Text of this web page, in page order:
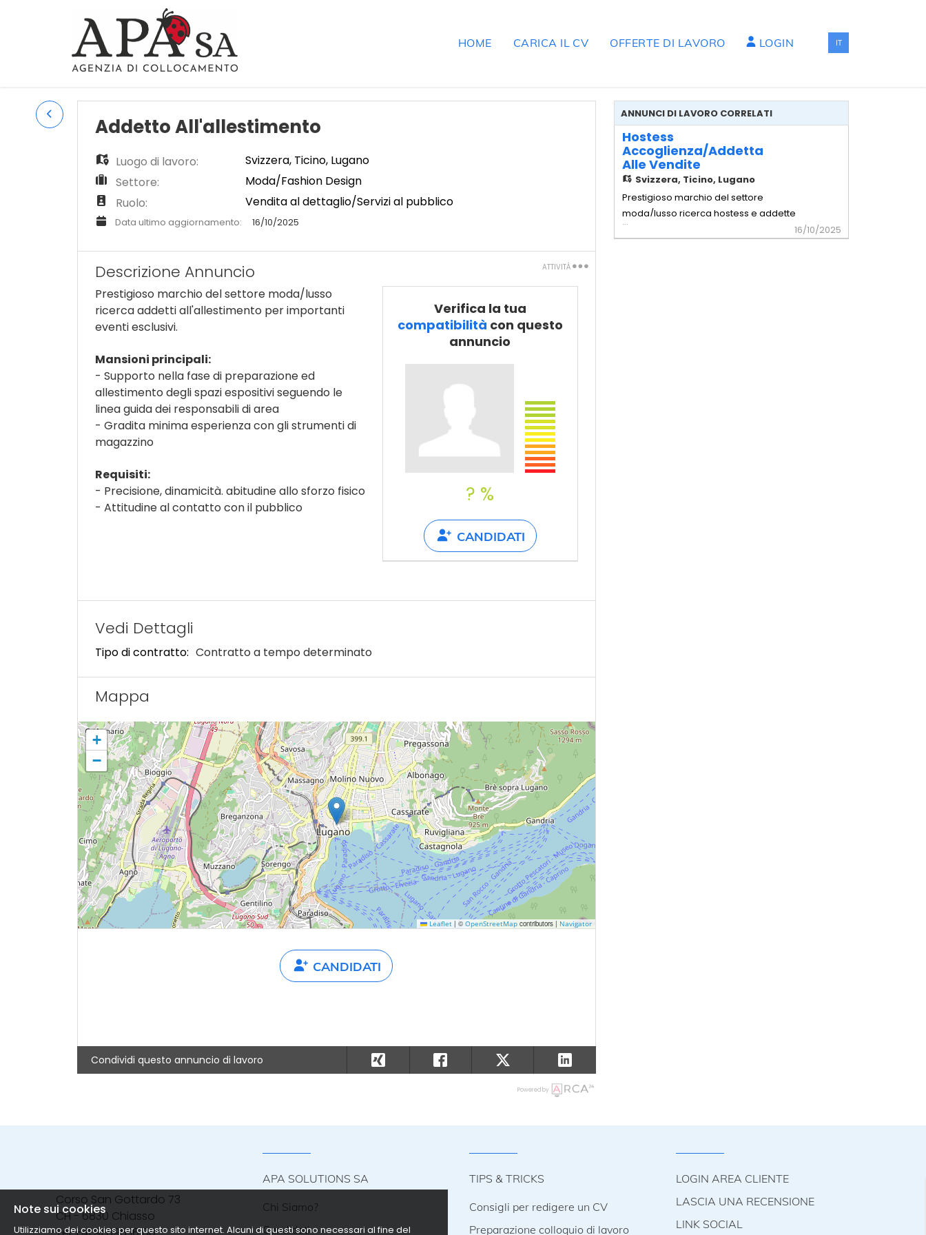
Note sui cookies
Utilizziamo dei cookies per questo sito internet. Alcuni di questi sono necessari al fine del
HOME CARICA IL CV OFFERTE DI LAVORO LOGIN IT
Addetto All'allestimento
Luogo di lavoro: Svizzera, Ticino, Lugano
Settore:
Moda/Fashion Design
Ruolo:
Vendita al dettaglio/Servizi al pubblico
Data ultimo aggiornamento: 16/10/2025
ATTIVITÀ
Stampa
Dillo a un
amico
Descrizione Annuncio
Verifica la tua
compatibilità con questo
annuncio
? %
CANDIDATI
Prestigioso marchio del settore moda/lusso
ricerca addetti all'allestimento per importanti
eventi esclusivi.
Mansioni principali:
- Supporto nella fase di preparazione ed
allestimento degli spazi espositivi seguendo le
linea guida dei responsabili di area
- Gradita minima esperienza con gli strumenti di
magazzino
Requisiti:
- Precisione, dinamicità. abitudine allo sforzo fisico
- Attitudine al contatto con il pubblico
Vedi Dettagli
Tipo di contratto: Contratto a tempo determinato
Mappa
+
−
Leaflet | © OpenStreetMapcontributors | Navigator
CANDIDATI
Condividi questo annuncio di lavoro
Powered by
ANNUNCI DI LAVORO CORRELATI
Hostess
Accoglienza/addetta
Alle Vendite
Svizzera, Ticino, Lugano
Prestigioso marchio del settore
moda/lusso ricerca hostess e addette
alle vendite per importanti eventi
...
16/10/2025
Corso San Gottardo 73
CH - 6830 Chiasso
APA SOLUTIONS SA
Chi Siamo?
Candidati
TIPS & TRICKS
Consigli per redigere un CV
Preparazione colloquio di lavoro
LOGIN AREA CLIENTE
LASCIA UNA RECENSIONE
LINK SOCIAL